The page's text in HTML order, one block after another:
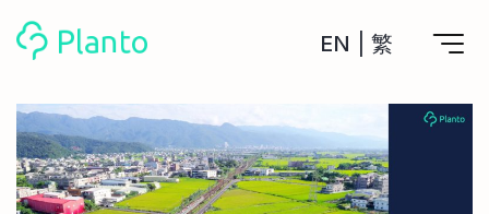
EN 繁
Planto功能
計劃買樓
計劃買樓第一步
工具